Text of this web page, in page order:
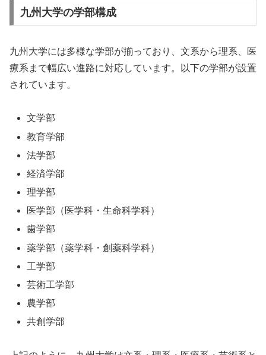
九州大学の学部構成
九州大学には多様な学部が揃っており、文系から理系、医
療系まで幅広い進路に対応しています。以下の学部が設置
されています。
文学部
教育学部
法学部
経済学部
理学部
医学部（医学科・生命科学科）
歯学部
薬学部（薬学科・創薬科学科）
工学部
芸術工学部
農学部
共創学部